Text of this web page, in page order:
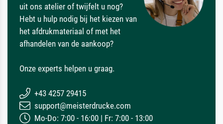
uit ons atelier of twijfelt u nog?
Hebt u hulp nodig bij het kiezen van
het afdrukmateriaal of met het
afhandelen van de aankoop?
Onze experts helpen u graag.
+43 4257 29415
support@meisterdrucke.com
Mo-Do: 7:00 - 16:00 | Fr: 7:00 - 13:00